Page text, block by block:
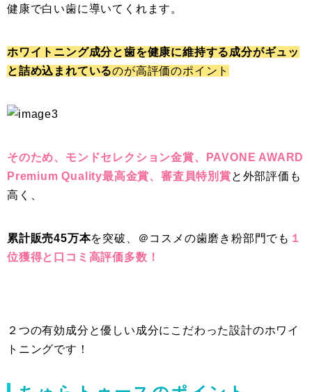
健康で白い歯に導いてくれます。
ホワイトニング成分と歯を健康に維持する成分がギュッ
と詰め込まれているのが高評価のポイント
そのため、モンドセレクション金賞、PAVONE AWARD
Premium Quality最高金賞、審査員特別賞と外部評価も
高く、
累計販売45万本を突破、＠コスメの歯磨き粉部門でも １
位獲得と口コミ高評価多数！
２つの有効成分と優しい成分にこだわった設計のホワイ
トニングです！